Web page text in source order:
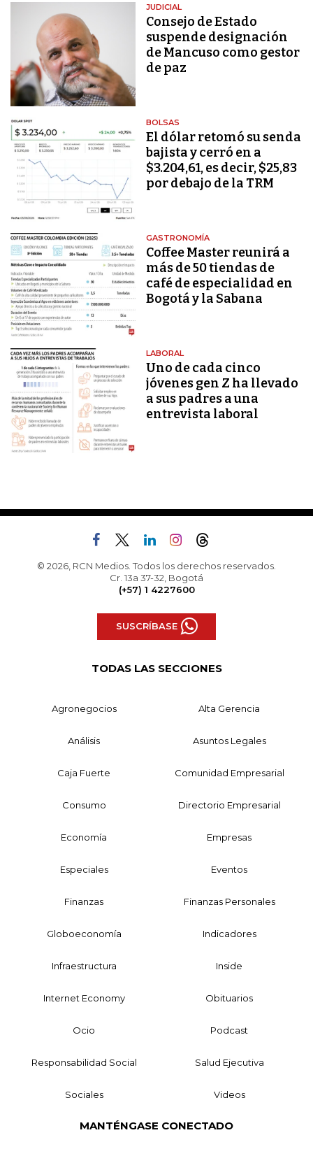
JUDICIAL
Consejo de Estado
suspende designación
de Mancuso como gestor
de paz
BOLSAS
El dólar retomó su senda
bajista y cerró en a
$3.204,61, es decir, $25,83
por debajo de la TRM
GASTRONOMÍA
Coffee Master reunirá a
más de 50 tiendas de
café de especialidad en
Bogotá y la Sabana
LABORAL
Uno de cada cinco
jóvenes gen Z ha llevado
a sus padres a una
entrevista laboral
© 2026, RCN Medios. Todos los derechos reservados.
Cr. 13a 37-32, Bogotá
(+57) 1 4227600
SUSCRÍBASE
TODAS LAS SECCIONES
Agronegocios Alta Gerencia
Análisis Asuntos Legales
Caja Fuerte Comunidad Empresarial
Consumo Directorio Empresarial
Economía Empresas
Especiales Eventos
Finanzas Finanzas Personales
Globoeconomía Indicadores
Infraestructura Inside
Internet Economy Obituarios
Ocio Podcast
Responsabilidad Social Salud Ejecutiva
Sociales Videos
MANTÉNGASE CONECTADO